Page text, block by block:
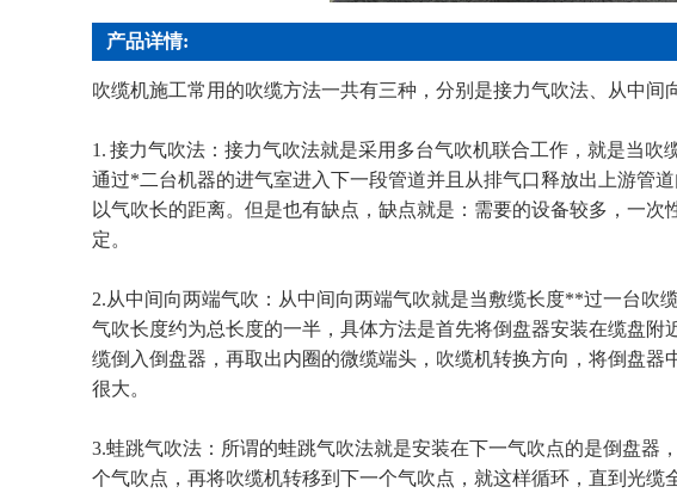
产品详情:
吹缆机施工常用的吹缆方法一共有三种，分别是接力气吹法、从中间
1. 接力气吹法：接力气吹法就是采用多台气吹机联合工作，就是当
通过*二台机器的进气室进入下一段管道并且从排气口释放出上游管
以气吹长的距离。但是也有缺点，缺点就是：需要的设备较多，一
定。
2.从中间向两端气吹：从中间向两端气吹就是当敷缆长度**过一台吹
气吹长度约为总长度的一半，具体方法是首先将倒盘器安装在缆盘
缆倒入倒盘器，再取出内圈的微缆端头，吹缆机转换方向，将倒盘
很大。
3.蛙跳气吹法：所谓的蛙跳气吹法就是安装在下一气吹点的是倒盘器
个气吹点，再将吹缆机转移到下一个气吹点，就这样循环，直到光缆